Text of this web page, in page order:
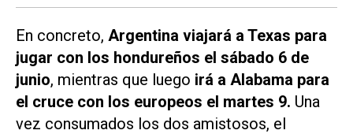
En concreto, Argentina viajará a Texas para
jugar con los hondureños el sábado 6 de
junio, mientras que luego irá a Alabama para
el cruce con los europeos el martes 9. Una
vez consumados los dos amistosos, el